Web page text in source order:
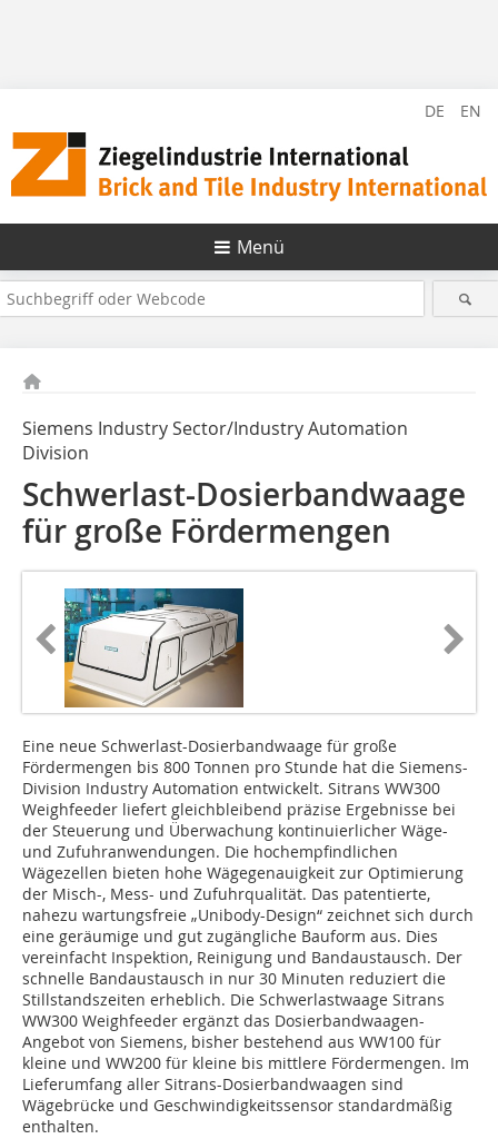
DE EN
Menü
Siemens Industry Sector/Industry Automation
Division
Schwerlast-Dosierbandwaage
für große Fördermengen
Eine neue Schwerlast-Dosierbandwaage für große
Fördermengen bis 800 Tonnen pro Stunde hat die Siemens-
Division Industry Automation entwickelt. Sitrans WW300
Weighfeeder liefert gleichbleibend präzise Ergebnisse bei
der Steuerung und Überwachung kontinuierlicher Wäge-
und Zufuhranwendungen. Die hochempfindlichen
Wägezellen bieten hohe Wägegenauigkeit zur Optimierung
der Misch-, Mess- und Zufuhrqualität. Das patentierte,
nahezu wartungsfreie „Unibody-Design“ zeichnet sich durch
eine geräumige und gut zugängliche Bauform aus. Dies
vereinfacht Inspektion, Reinigung und Bandaustausch. Der
schnelle Bandaustausch in nur 30 Minuten reduziert die
Stillstandszeiten erheblich. Die Schwerlastwaage Sitrans
WW300 Weighfeeder ergänzt das Dosierbandwaagen-
Angebot von Siemens, bisher bestehend aus WW100 für
kleine und WW200 für kleine bis mittlere Fördermengen. Im
Lieferumfang aller Sitrans-Dosierbandwaagen sind
Wägebrücke und Geschwindigkeitssensor standardmäßig
enthalten.